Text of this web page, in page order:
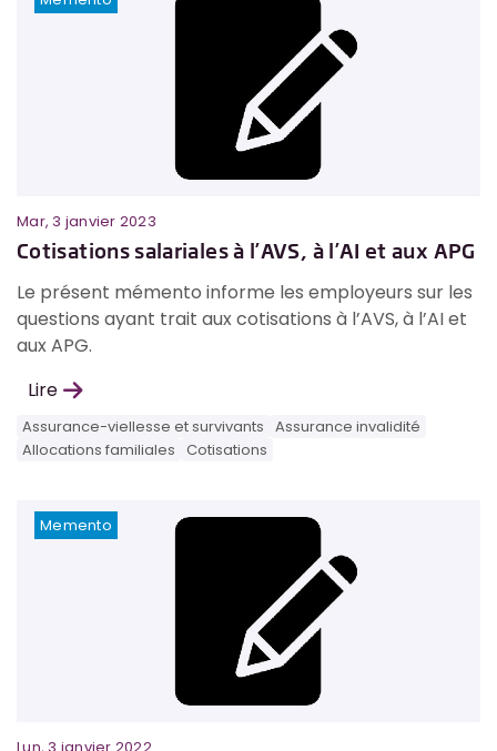
Mar, 3 janvier 2023
Cotisations salariales à l’AVS, à l’AI et aux APG
Le présent mémento informe les employeurs sur les
questions ayant trait aux cotisations à l’AVS, à l’AI et
aux APG.
Lire
Assurance-viellesse et survivants Assurance invalidité
Allocations familiales Cotisations
Memento
Lun, 3 janvier 2022